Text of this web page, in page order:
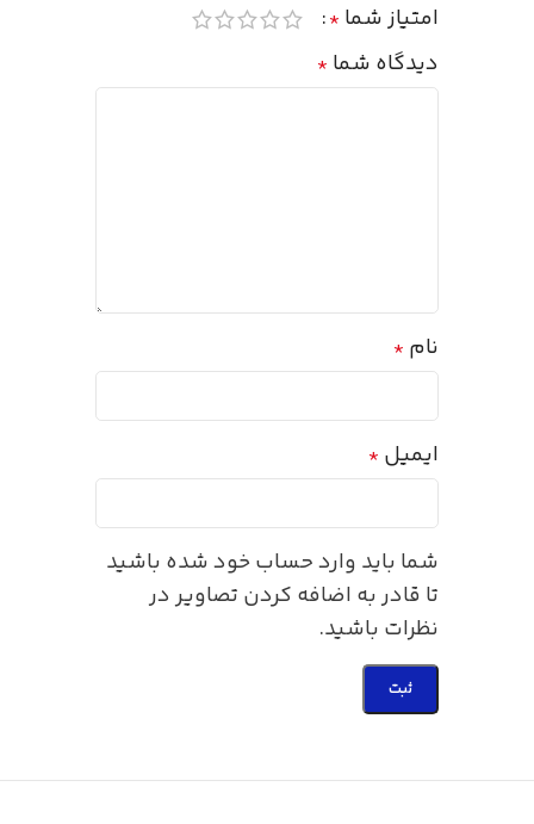
امتیاز شما *
دیدگاه شما *
نام *
ایمیل *
شما باید وارد حساب خود شده باشید
تا قادر به اضافه کردن تصاویر در
نظرات باشید.